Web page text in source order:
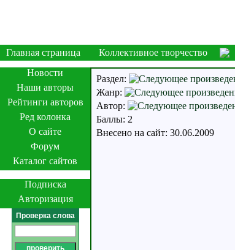
Главная страница Коллективное творчество
Новости
Наши авторы
Рейтинги авторов
Ред колонка
О сайте
Форум
Каталог сайтов
Подписка
Авторизация
Проверка слова
Раздел:
Жанр:
Автор:
Баллы: 2
Внесено на сайт: 30.06.2009